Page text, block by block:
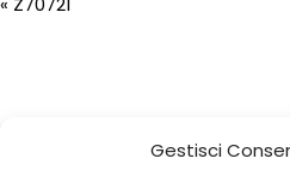
Gestisci